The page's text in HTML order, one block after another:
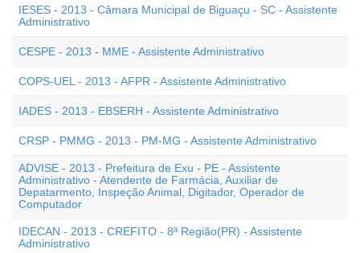
IESES - 2013 - Câmara Municipal de Biguaçu - SC - Assistente
Administrativo
CESPE - 2013 - MME - Assistente Administrativo
COPS-UEL - 2013 - AFPR - Assistente Administrativo
IADES - 2013 - EBSERH - Assistente Administrativo
CRSP - PMMG - 2013 - PM-MG - Assistente Administrativo
ADVISE - 2013 - Prefeitura de Exu - PE - Assistente
Administrativo - Atendente de Farmácia, Auxiliar de
Depatarmento, Inspeção Animal, Digitador, Operador de
Computador
IDECAN - 2013 - CREFITO - 8ª Região(PR) - Assistente
Administrativo